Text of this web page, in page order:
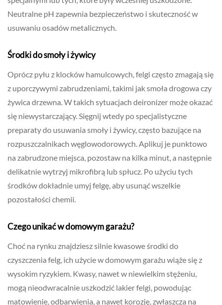
Neutralne pH zapewnia bezpieczeństwo i skuteczność w
usuwaniu osadów metalicznych.
Środki do smoły i żywicy
Oprócz pyłu z klocków hamulcowych, felgi często zmagają się
z uporczywymi zabrudzeniami, takimi jak smoła drogowa czy
żywica drzewna. W takich sytuacjach deironizer może okazać
się niewystarczający. Sięgnij wtedy po specjalistyczne
preparaty do usuwania smoły i żywicy, często bazujące na
rozpuszczalnikach węglowodorowych. Aplikuj je punktowo
na zabrudzone miejsca, pozostaw na kilka minut, a następnie
delikatnie wytrzyj mikrofibrą lub spłucz. Po użyciu tych
środków dokładnie umyj felgę, aby usunąć wszelkie
pozostałości chemii.
Czego unikać w domowym garażu?
Choć na rynku znajdziesz silnie kwasowe środki do
czyszczenia felg, ich użycie w domowym garażu wiąże się z
wysokim ryzykiem. Kwasy, nawet w niewielkim stężeniu,
mogą nieodwracalnie uszkodzić lakier felgi, powodując
matowienie, odbarwienia, a nawet korozję, zwłaszcza na